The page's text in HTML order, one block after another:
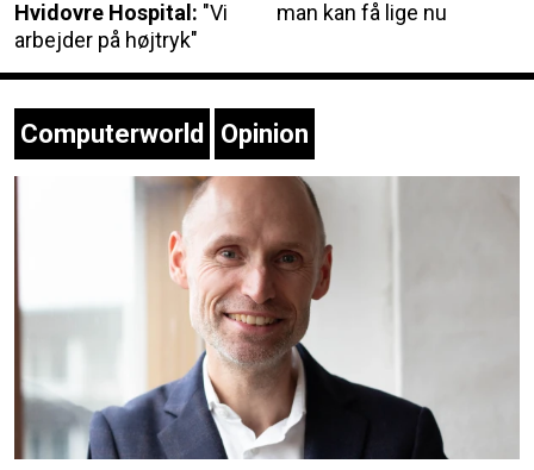
Hvidovre Hospital: "Vi
arbejder på højtryk"
man kan få lige nu
Computerworld Opinion